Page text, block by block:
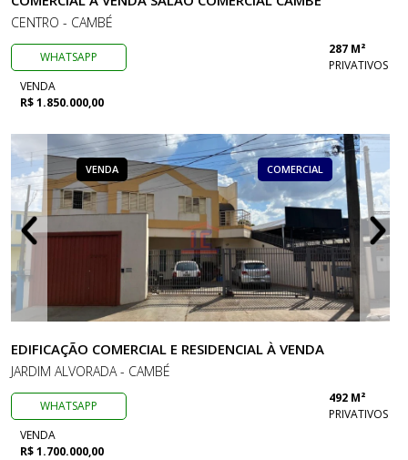
CENTRO - CAMBÉ
WHATSAPP
287 M²
PRIVATIVOS
VENDA
R$ 1.850.000,00
VENDA COMERCIAL
EDIFICAÇÃO COMERCIAL E RESIDENCIAL À VENDA
JARDIM ALVORADA - CAMBÉ
WHATSAPP
492 M²
PRIVATIVOS
VENDA
R$ 1.700.000,00